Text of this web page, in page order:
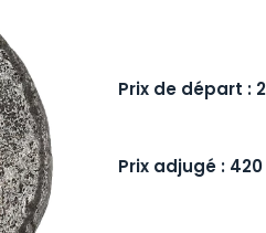
Prix de départ :
Prix adjugé :